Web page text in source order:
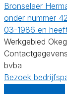
Bronselaer
onder nummer
03-1986 en
Werkgebied
Contactgegevens
bvba
Bezoek